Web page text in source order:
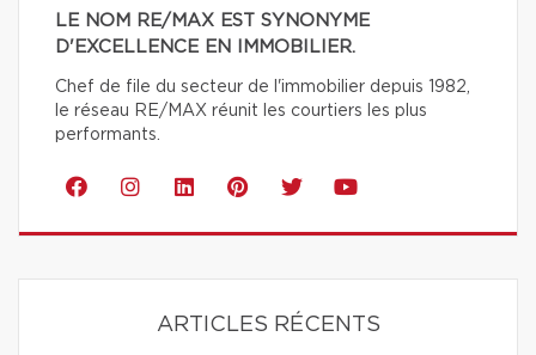
LE NOM RE/MAX EST SYNONYME
D'EXCELLENCE EN IMMOBILIER.
Chef de file du secteur de l'immobilier depuis 1982,
le réseau RE/MAX réunit les courtiers les plus
performants.
ARTICLES RÉCENTS